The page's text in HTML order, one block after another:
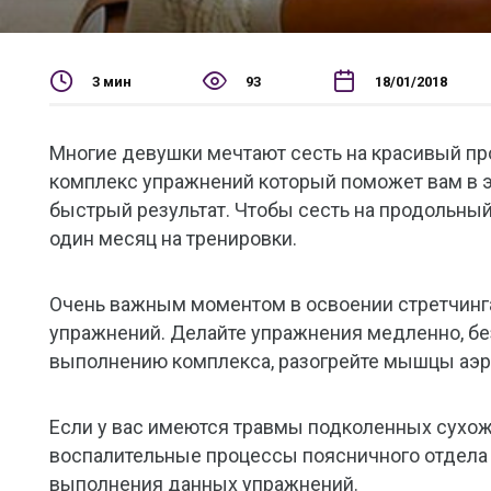
3 мин 93 18/01/2018
Многие девушки мечтают сесть на красивый
комплекс упражнений который поможет вам в
быстрый результат. Чтобы сесть на
один месяц на тренировки.
Очень важным моментом в освоении
упражнений. Делайте упражнения медленно,
выполнению комплекса, разогрейте мышцы
Если у вас имеются травмы подколенных
воспалительные процессы поясничного
выполнения данных упражнений.